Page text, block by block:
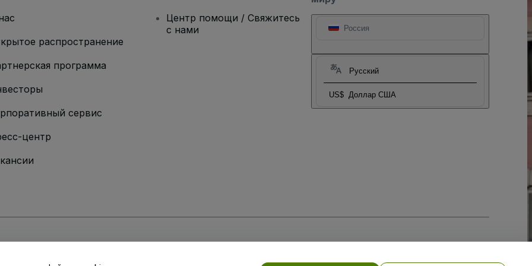
Россия
Русский
US$ Доллар США
распространение
программа
сервис
центр
Центр помощи / Свяжитесь
с нами